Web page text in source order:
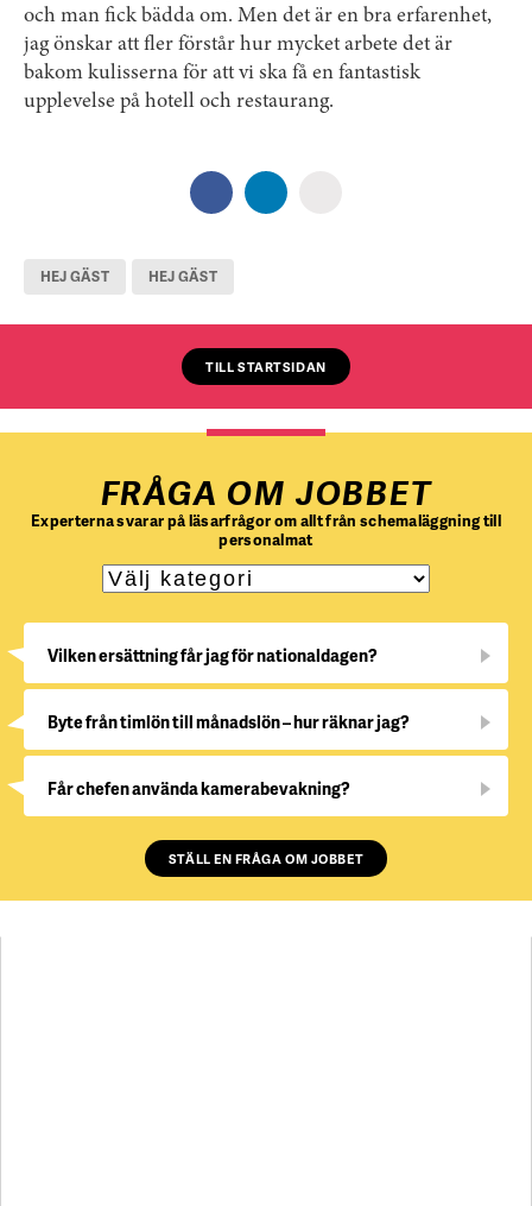
och man fick bädda om. Men det är en bra erfarenhet,
jag önskar att fler förstår hur mycket arbete det är
bakom kulisserna för att vi ska få en fantastisk
upplevelse på hotell och restaurang.
HEJ GÄST HEJ GÄST
TILL STARTSIDAN
FRÅGA OM JOBBET
Experterna svarar på läsarfrågor om allt från schemaläggning till
personalmat
Vilken ersättning får jag för nationaldagen?
Byte från timlön till månadslön – hur räknar jag?
Får chefen använda kamerabevakning?
STÄLL EN FRÅGA OM JOBBET